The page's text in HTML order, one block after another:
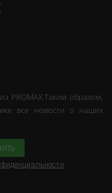
из PROMAX.Таким образом,
все новости о наших